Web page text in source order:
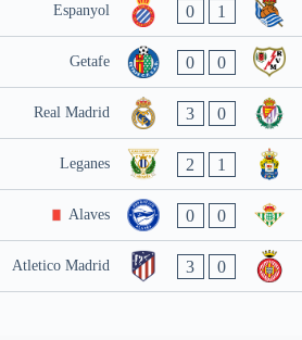
Espanyol 0 1
Getafe 0 0
Real Madrid 3 0
Leganes 2 1
Alaves 0 0
Atletico Madrid 3 0